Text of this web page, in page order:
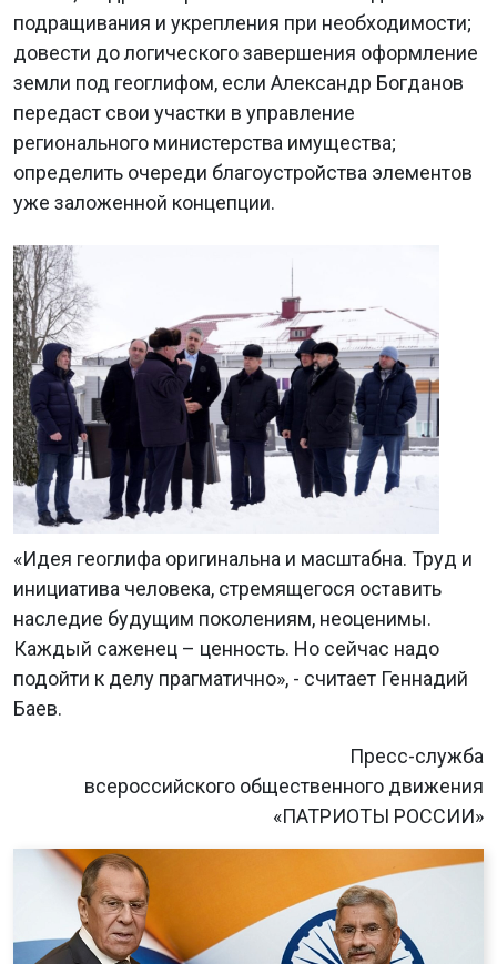
подращивания и укрепления при необходимости;
довести до логического завершения оформление
земли под геоглифом, если Александр Богданов
передаст свои участки в управление
регионального министерства имущества;
определить очереди благоустройства элементов
уже заложенной концепции.
«Идея геоглифа оригинальна и масштабна. Труд и
инициатива человека, стремящегося оставить
наследие будущим поколениям, неоценимы.
Каждый саженец – ценность. Но сейчас надо
подойти к делу прагматично», - считает Геннадий
Баев.
Пресс-служба
всероссийского общественного движения
«ПАТРИОТЫ РОССИИ»